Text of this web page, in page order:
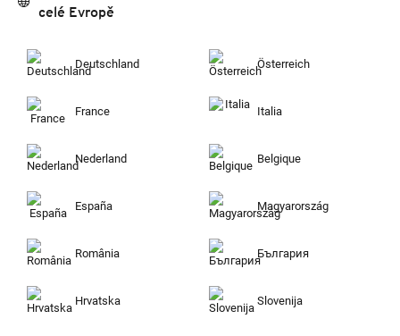
celé Evropě
Deutschland Österreich
France Italia
Nederland Belgique
España Magyarország
România България
Hrvatska Slovenija